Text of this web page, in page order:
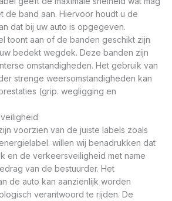
de band aan. Hiervoor houdt u de
dat bij uw auto is opgegeven.
toont aan of de banden geschikt zijn
bedekt wegdek. Deze banden zijn
omstandigheden. Het gebruik van
strenge weersomstandigheden kan
(grip. wegligging en
voorzien van de juiste labels zoals
willen wij benadrukken dat
en de verkeersveiligheid met name
van de bestuurder. Het
de auto kan aanzienlijk worden
verantwoord te rijden. De